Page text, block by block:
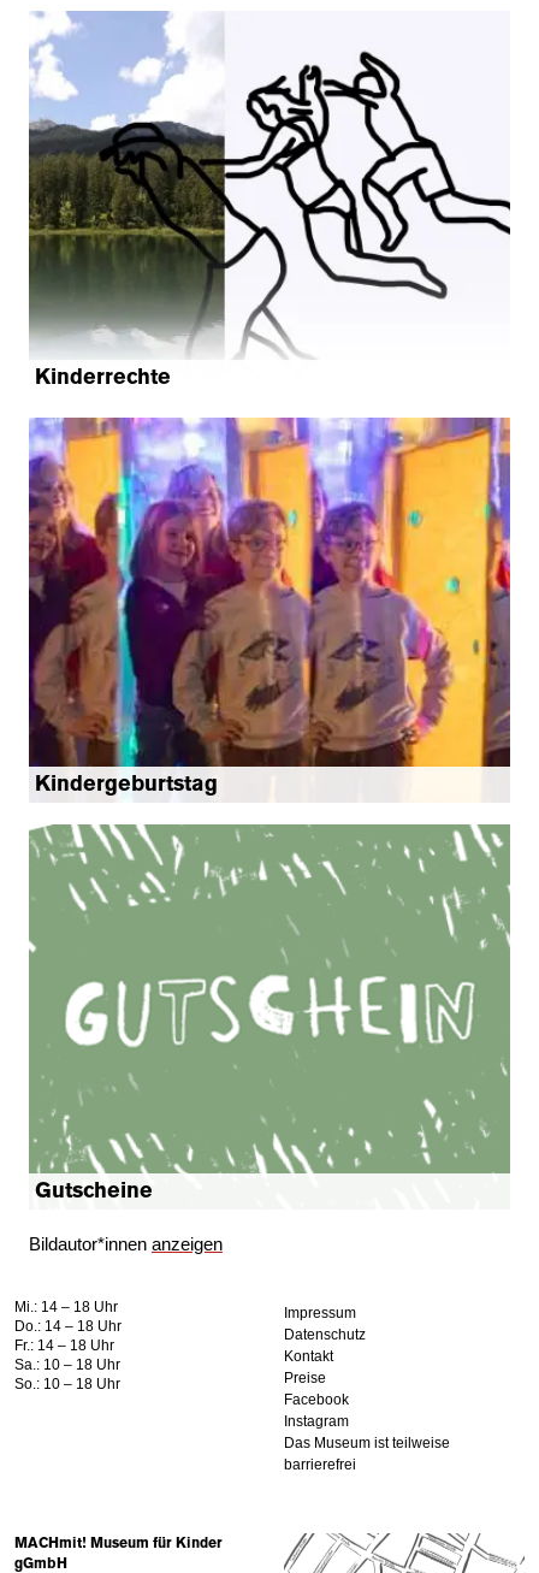
Kinderrechte
Kindergeburtstag
Gutscheine
Bildautor*innen anzeigen
Mi.: 14 – 18 Uhr
Do.: 14 – 18 Uhr
Fr.: 14 – 18 Uhr
Sa.: 10 – 18 Uhr
So.: 10 – 18 Uhr
Impressum
Datenschutz
Kontakt
Preise
Facebook
Instagram
Das Museum ist teilweise
barrierefrei
MACHmit! Museum für Kinder
gGmbH